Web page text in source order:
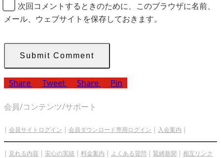
次回コメントするときのために、このブラウザに名前、
メール、ウェブサイトを保存しておきます。
Share Tweet Share Pin
会員/コンテンツ/サポート
| 会員サイトログイン | 会員ダウンロード専用ログイン | 入会案内 |
| 見れる内容 | 安心の実績 | 料金案内 | よくある質問 | 緊縛新聞 | 相互リンク